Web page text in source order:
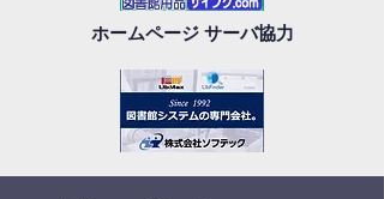
ホームページ サーバ協力